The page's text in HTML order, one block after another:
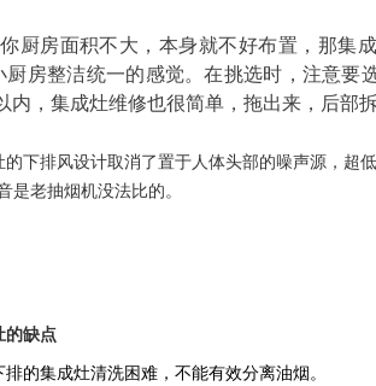
厨房面积不大，本身就不好布置，那集
厨房整洁统一的感觉。在挑选时，注意要
内，集成灶维修也很简单，拖出来，后部
下排风设计取消了置于人体头部的噪声源，超
是老抽烟机没法比的。
的缺点
的集成灶清洗困难，不能有效分离油烟。